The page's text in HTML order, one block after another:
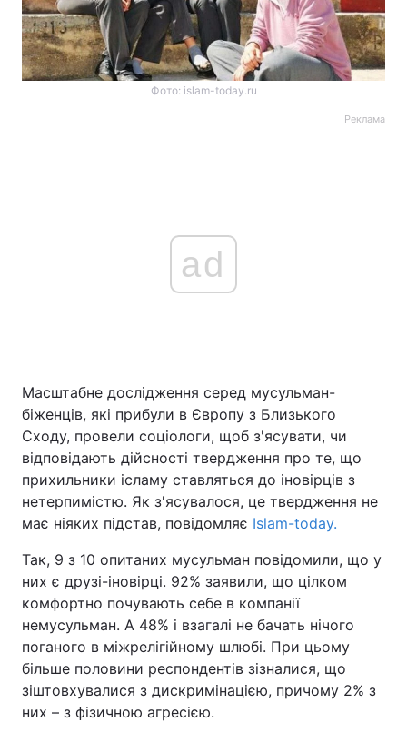
Головна Війна
Україна Політика
Економіка Світ
Спорт Наука
Лайт
Зброя
Фото: islam-today.ru
Реклама
ad
Масштабне дослідження серед мусульман-
біженців, які прибули в Європу з Близького
Сходу, провели соціологи, щоб з'ясувати, чи
відповідають дійсності твердження про те, що
прихильники ісламу ставляться до іновірців з
нетерпимістю. Як з'ясувалося, це твердження не
має ніяких підстав, повідомляє Islam-today.
Так, 9 з 10 опитаних мусульман повідомили, що у
них є друзі-іновірці. 92% заявили, що цілком
комфортно почувають себе в компанії
немусульман. А 48% і взагалі не бачать нічого
поганого в міжрелігійному шлюбі. При цьому
більше половини респондентів зізналися, що
зіштовхувалися з дискримінацією, причому 2% з
них – з фізичною агресією.